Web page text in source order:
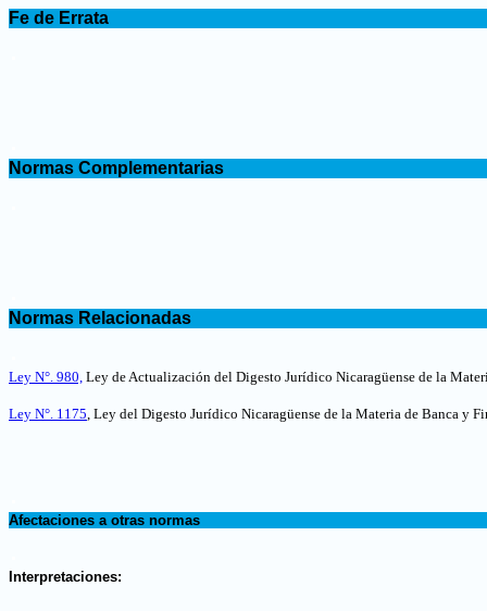
Fe de Errata
Normas Complementarias
Normas Relacionadas
Ley N°. 980, Ley de Actualización del Digesto Jurídico Nicaragüense de la
Ley N°. 1175, Ley del Digesto Jurídico Nicaragüense de la Materia de Banca y
Afectaciones a otras normas
Interpretaciones: